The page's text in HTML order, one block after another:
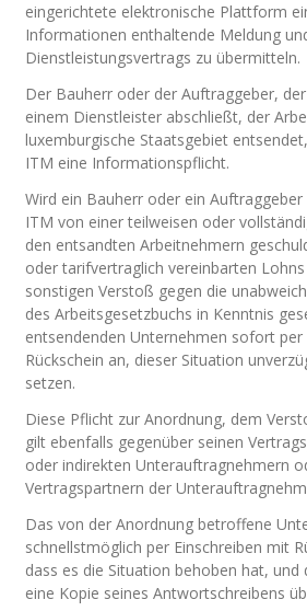
eingerichtete elektronische Plattform
Informationen enthaltende Meldung
Dienstleistungsvertrags zu übermitteln.
Der Bauherr oder der Auftraggeber,
einem Dienstleister abschließt, der
luxemburgische Staatsgebiet
ITM eine Informationspflicht.
Wird ein Bauherr oder ein
ITM von einer teilweisen oder
den entsandten Arbeitnehmern
oder tarifvertraglich vereinbarten
sonstigen Verstoß gegen die
des Arbeitsgesetzbuchs in Kenntnis
entsendenden Unternehmen sofort per
Rückschein an, dieser Situation
setzen.
Diese Pflicht zur Anordnung, dem
gilt ebenfalls gegenüber seinen
oder indirekten Unterauftragnehmern
Vertragspartnern der
Das von der Anordnung betroffene
schnellstmöglich per Einschreiben mit
dass es die Situation behoben hat,
eine Kopie seines Antwortschreibens